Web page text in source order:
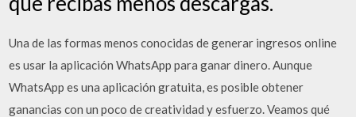
Una de las formas menos conocidas de generar ingresos online
es usar la aplicación WhatsApp para ganar dinero. Aunque
WhatsApp es una aplicación gratuita, es posible obtener
ganancias con un poco de creatividad y esfuerzo. Veamos qué